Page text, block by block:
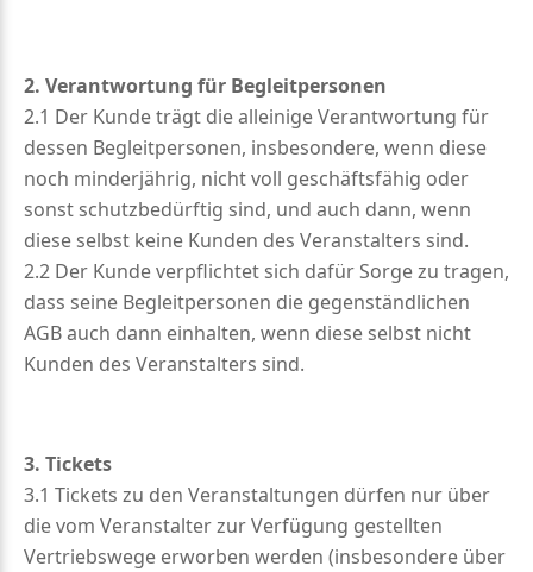
2. Verantwortung für Begleitpersonen
2.1 Der Kunde trägt die alleinige Verantwortung für
dessen Begleitpersonen, insbesondere, wenn diese
noch minderjährig, nicht voll geschäftsfähig oder
sonst schutzbedürftig sind, und auch dann, wenn
diese selbst keine Kunden des Veranstalters sind.
2.2 Der Kunde verpflichtet sich dafür Sorge zu tragen,
dass seine Begleitpersonen die gegenständlichen
AGB auch dann einhalten, wenn diese selbst nicht
Kunden des Veranstalters sind.
3. Tickets
3.1 Tickets zu den Veranstaltungen dürfen nur über
die vom Veranstalter zur Verfügung gestellten
Vertriebswege erworben werden (insbesondere über